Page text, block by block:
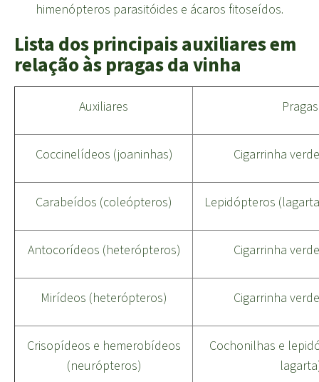
himenópteros parasitóides e ácaros fitoseídos.
Lista dos principais auxiliares em
relação às pragas da vinha
Auxiliares Pragas
Coccinelídeos (joaninhas) Cigarrinha
Carabeídos (coleópteros) Lepidópteros
Antocorídeos (heterópteros) Cigarrinha
Mirídeos (heterópteros) Cigarrinha
Crisopídeos e hemerobídeos
(neurópteros)
Cochonilhas e